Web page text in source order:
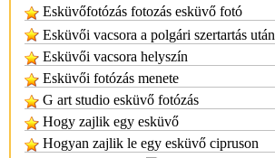
Esküvőfotózás fotozás esküvő fotó
Esküvői vacsora a polgári szertartás után
Esküvői vacsora helyszín
Esküvői fotózás menete
G art studio esküvő fotózás
Hogy zajlik egy esküvő
Hogyan zajlik le egy esküvő cipruson